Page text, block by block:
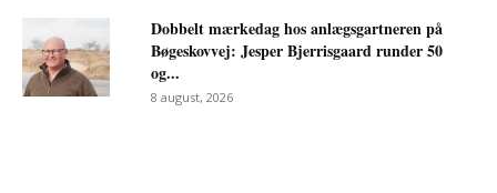
Dobbelt mærkedag hos anlægsgartneren på
Bøgeskovvej: Jesper Bjerrisgaard runder 50
og...
8 august, 2026